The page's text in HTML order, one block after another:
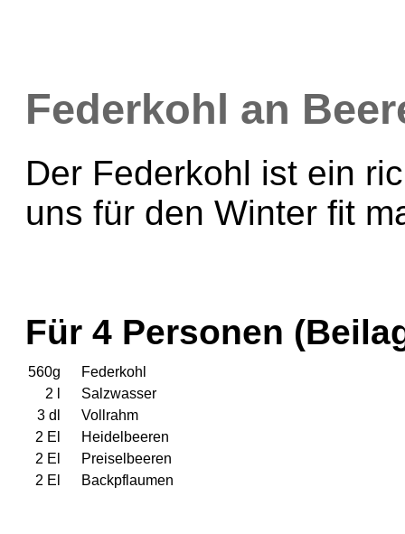
Federkohl an
Der Federkohl ist ein
uns für den Winter fit
Für 4 Personen
560g
Federkohl
2 l
Salzwasser
3 dl
Vollrahm
2 El
Heidelbeeren
2 El
Preiselbeeren
2 El
Backpflaumen